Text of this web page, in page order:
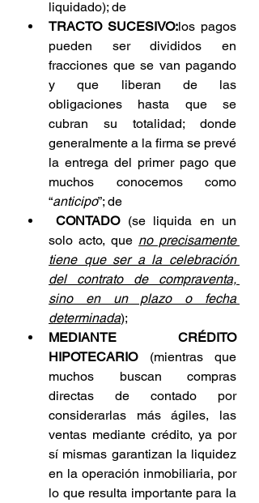
liquidado); de
TRACTO SUCESIVO:los pagos
pueden ser divididos en
fracciones que se van pagando
y que liberan de las
obligaciones hasta que se
cubran su totalidad; donde
generalmente a la firma se prevé
la entrega del primer pago que
muchos conocemos como
“anticipo”; de
CONTADO (se liquida en un
solo acto, que no precisamente
tiene que ser a la celebración
del contrato de compraventa,
sino en un plazo o fecha
determinada);
MEDIANTE CRÉDITO
HIPOTECARIO (mientras que
muchos buscan compras
directas de contado por
considerarlas más ágiles, las
ventas mediante crédito, ya por
sí mismas garantizan la liquidez
en la operación inmobiliaria, por
lo que resulta importante para la